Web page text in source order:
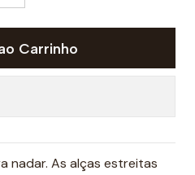
Carrinho
nadar. As alças estreitas